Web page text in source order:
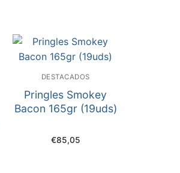
DESTACADOS
Pringles Smokey
Bacon 165gr (19uds)
€85,05